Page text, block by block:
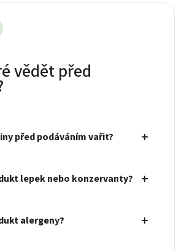
vědět před
před podáváním vařit?
lepek nebo konzervanty?
alergeny?